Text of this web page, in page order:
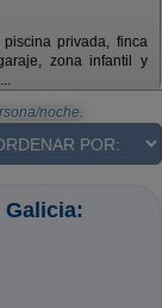
privada, finca
zona infantil y
noche.